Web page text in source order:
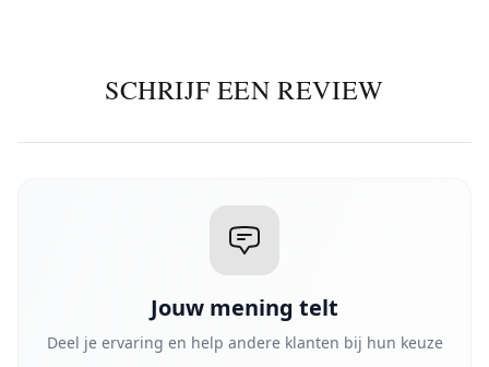
SCHRIJF EEN REVIEW
Jouw mening telt
Deel je ervaring en help andere klanten bij hun keuze